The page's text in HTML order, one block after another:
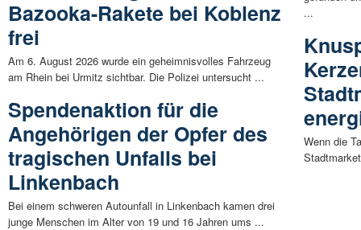
Bazooka-Rakete bei Koblenz
frei
Am 6. August 2026 wurde ein geheimnisvolles Fahrzeug
am Rhein bei Urmitz sichtbar. Die Polizei untersucht ...
Spendenaktion für die
Angehörigen der Opfer des
tragischen Unfalls bei
Linkenbach
Bei einem schweren Autounfall in Linkenbach kamen drei
junge Menschen im Alter von 19 und 16 Jahren ums ...
...
Wenn die